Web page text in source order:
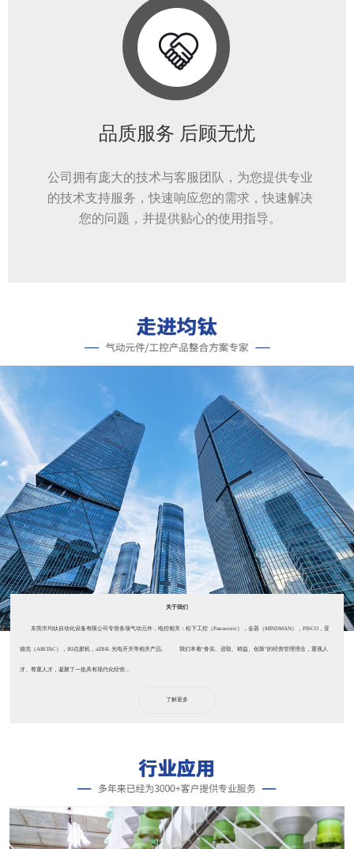
品质服务 后顾无忧
公司拥有庞大的技术与客服团队，为您提供专业
的技术支持服务，快速响应您的需求，快速解决
您的问题，并提供贴心的使用指导。
关于我们
东莞市均钛自动化设备有限公司专营各项气动元件，电控相关：松下工控（Panasonic），金器（MINDMAN），PISCO，亚
德克（AIRTAC），IEI点胶机，aZBIL 光电开关等相关产品。 我们本着“务实、进取、精益、创新”的经营管理理念，重视人
才、尊重人才，凝聚了一批具有现代化经营...
了解更多